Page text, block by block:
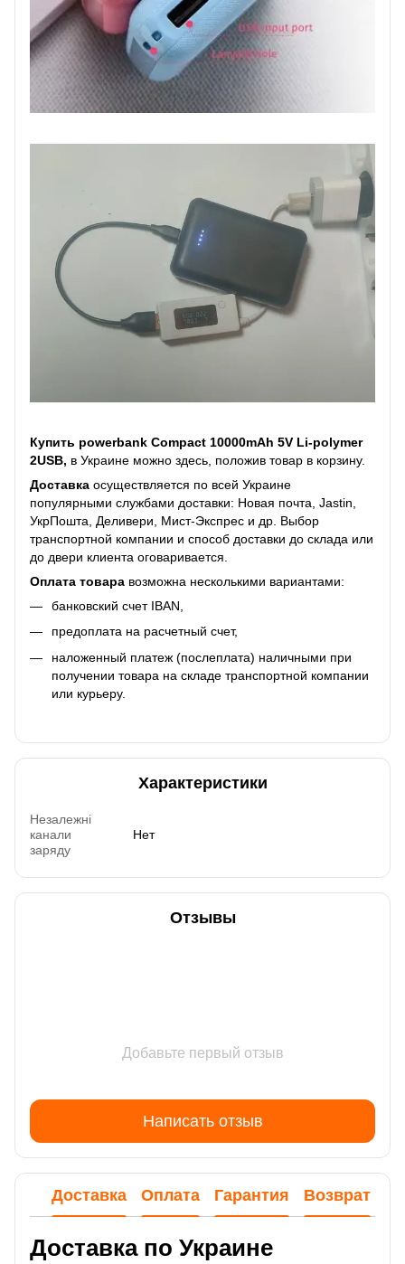
Купить powerbank Compact 10000mAh 5V Li-polymer
2USB, в Украине можно здесь, положив товар в корзину.
Доставка осуществляется по всей Украине
популярными службами доставки: Новая почта, Jastin,
УкрПошта, Деливери, Мист-Экспрес и др. Выбор
транспортной компании и способ доставки до склада или
до двери клиента оговаривается.
Оплата товара возможна несколькими вариантами:
банковский счет IBAN,
предоплата на расчетный счет,
наложенный платеж (послеплата) наличными при
получении товара на складе транспортной компании
или курьеру.
Характеристики
Незалежні
канали
заряду
Нет
Отзывы
Добавьте первый отзыв
Написать отзыв
Доставка Оплата Гарантия Возврат
Доставка по Украине